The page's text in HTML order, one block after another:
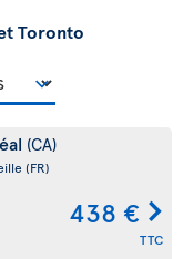
Toronto
(CA)
(FR)
438 €
TTC